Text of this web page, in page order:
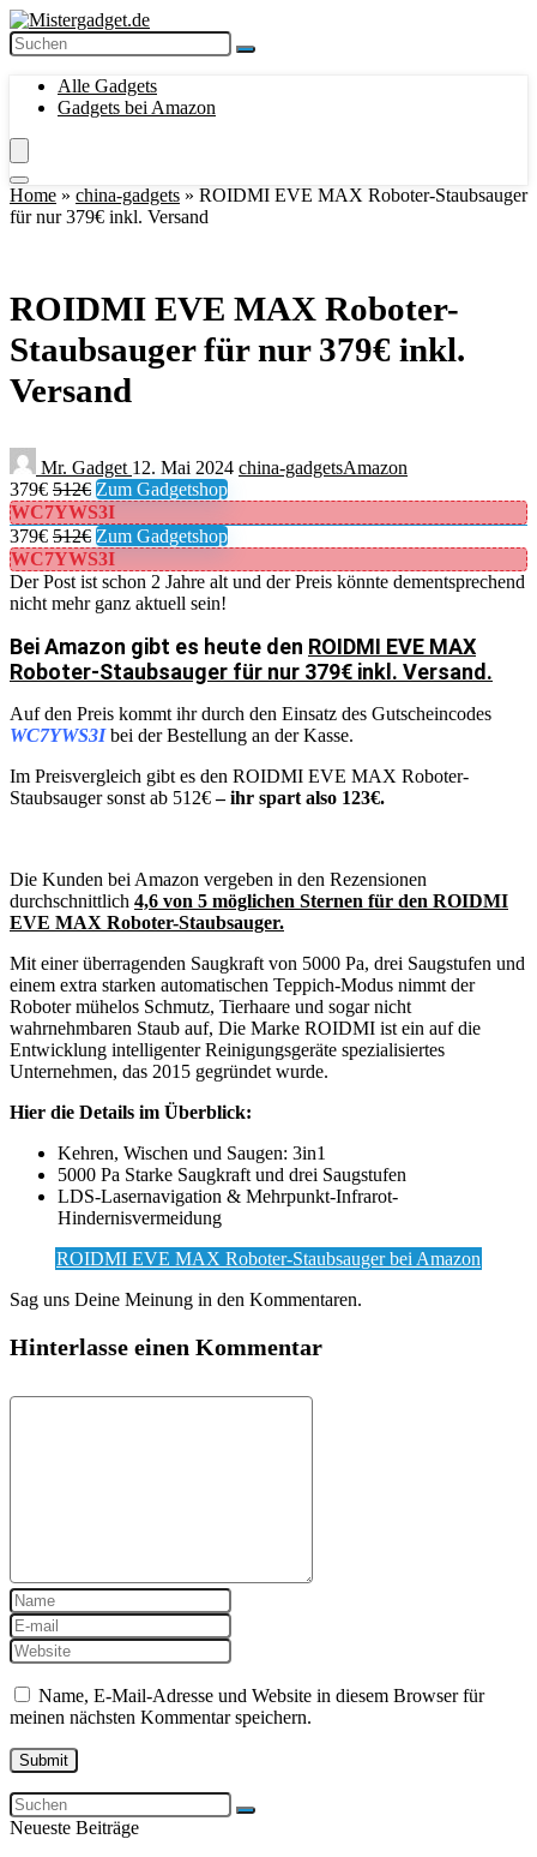
Alle Gadgets
Gadgets bei Amazon
Home » china-gadgets » ROIDMI EVE MAX Roboter-Staubsauger
für nur 379€ inkl. Versand
ROIDMI EVE MAX Roboter-
Staubsauger für nur 379€ inkl.
Versand
Mr. Gadget 12. Mai 2024 china-gadgetsAmazon
379€ 512€ Zum Gadgetshop
WC7YWS3I
379€ 512€ Zum Gadgetshop
WC7YWS3I
Der Post ist schon 2 Jahre alt und der Preis könnte dementsprechend
nicht mehr ganz aktuell sein!
Bei Amazon gibt es heute den ROIDMI EVE MAX
Roboter-Staubsauger für nur 379€ inkl. Versand.
Auf den Preis kommt ihr durch den Einsatz des Gutscheincodes
WC7YWS3Ibei der Bestellung an der Kasse.
Im Preisvergleich gibt es den ROIDMI EVE MAX Roboter-
Staubsauger sonst ab 512€– ihr spart also 123€.
Die Kunden bei Amazon vergeben in den Rezensionen
durchschnittlich 4,6 von 5 möglichen Sternen für den ROIDMI
EVE MAX Roboter-Staubsauger.
Mit einer überragenden Saugkraft von 5000 Pa, drei Saugstufen und
einem extra starken automatischen Teppich-Modus nimmt der
Roboter mühelos Schmutz, Tierhaare und sogar nicht
wahrnehmbaren Staub auf, Die Marke ROIDMI ist ein auf die
Entwicklung intelligenter Reinigungsgeräte spezialisiertes
Unternehmen, das 2015 gegründet wurde.
Hier die Details im Überblick:
Kehren, Wischen und Saugen: 3in1
5000 Pa Starke Saugkraft und drei Saugstufen
LDS-Lasernavigation & Mehrpunkt-Infrarot-
Hindernisvermeidung
ROIDMI EVE MAX Roboter-Staubsauger bei Amazon
Sag uns Deine Meinung in den Kommentaren.
Hinterlasse einen Kommentar
Name, E-Mail-Adresse und Website in diesem Browser für
meinen nächsten Kommentar speichern.
Neueste Beiträge